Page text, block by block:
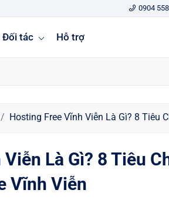
0904
Đối tác Hỗ trợ
Hosting Free Vĩnh Viễn Là Gì? 8 Tiêu
Là Gì? 8 Tiêu
Vĩnh Viễn